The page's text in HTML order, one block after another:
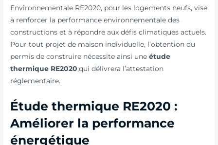
Environnementale RE2020, pour les logements neufs, vise
à renforcer la performance environnementale des
constructions et à répondre aux défis climatiques actuels.
Pour tout projet de maison individuelle, l’obtention du
permis de construire nécessite ainsi uneétude
thermique RE2020,qui délivrera l’attestation
réglementaire.
Étude thermique RE2020 :
Améliorer la performance
énergétique